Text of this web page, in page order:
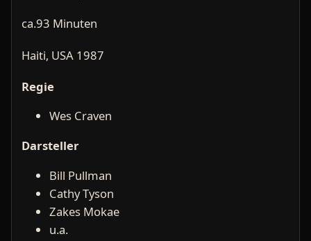
ca.93 Minuten
Haiti, USA 1987
Regie
Wes Craven
Darsteller
Bill Pullman
Cathy Tyson
Zakes Mokae
u.a.